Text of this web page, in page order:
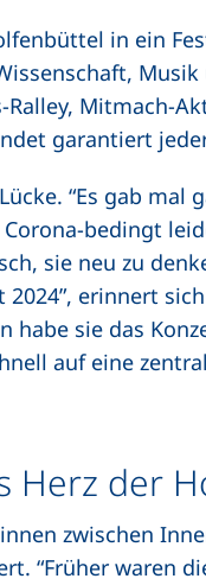
in ein
Mitmach-
garantiert
“Es gab mal
bedingt
sie neu zu
erinnert
sie das
auf eine
Herz der
zwischen
“Früher waren